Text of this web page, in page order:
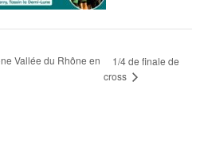
Vallée du Rhône en
1/4 de finale de
cross